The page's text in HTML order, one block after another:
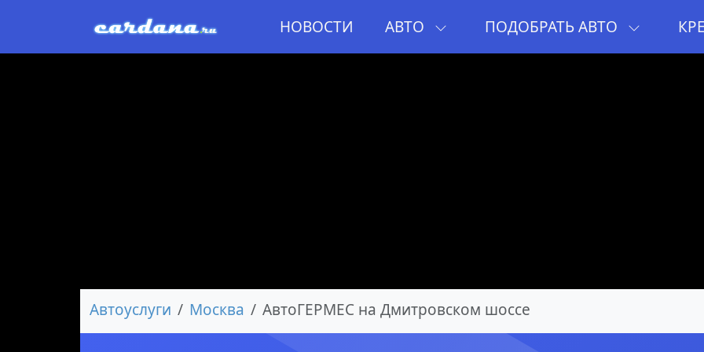
НОВОСТИ АВТО ПОДОБРАТЬ АВТО
Автоуслуги Москва AвтоГЕРМЕС на Дмитровском шоссе